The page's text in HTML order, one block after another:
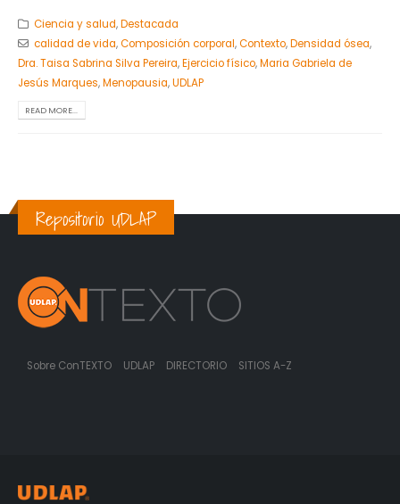
Ciencia y salud,Destacada
calidad de vida,Composición corporal,Contexto,Densidad ósea,
Dra. Taisa Sabrina Silva Pereira,Ejercicio físico,Maria Gabriela de
Jesús Marques,Menopausia,UDLAP
READ MORE...
Repositorio UDLAP
Sobre ConTEXTO UDLAP DIRECTORIO SITIOS A-Z